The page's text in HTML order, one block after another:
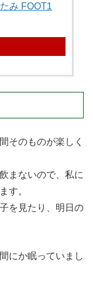
み FOOT1
そのものが楽しく
まないので、私に
す。
を見たり、明日の
にか眠っていまし